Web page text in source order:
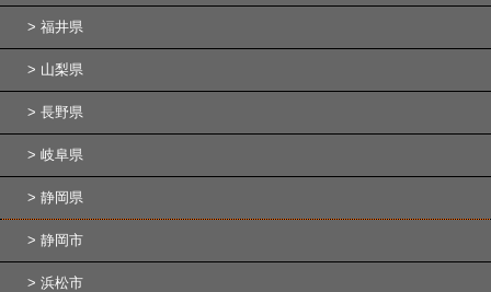
福井県
山梨県
長野県
岐阜県
静岡県
静岡市
浜松市